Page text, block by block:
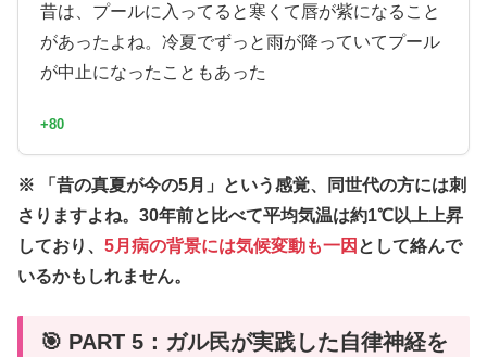
昔は、プールに入ってると寒くて唇が紫になること
があったよね。冷夏でずっと雨が降っていてプール
が中止になったこともあった
+80
※ 「昔の真夏が今の5月」という感覚、同世代の方には刺
さりますよね。30年前と比べて平均気温は約1℃以上上昇
しており、 5月病の背景には気候変動も一因 として絡んで
いるかもしれません。
🎯 PART 5：ガル民が実践した自律神経を